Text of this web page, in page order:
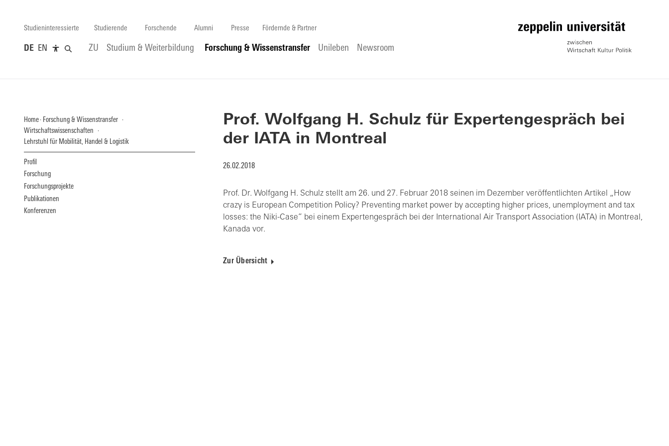
Studieninteressierte Studierende Forschende Alumni Presse Fördernde & Partner
DE EN ZU Studium & Weiterbildung Forschung & Wissenstransfer Unileben Newsroom
Home Forschung & Wissenstransfer
Wirtschaftswissenschaften
Lehrstuhl für Mobilität, Handel & Logistik
Profil
Forschung
Forschungsprojekte
Publikationen
Konferenzen
Prof. Wolfgang H. Schulz für Expertengespräch bei
der IATA in Montreal
26.02.2018
Prof. Dr. Wolfgang H. Schulz stellt am 26. und 27. Februar 2018 seinen im Dezember veröffentlichten Artikel „How
crazy is European Competition Policy? Preventing market power by accepting higher prices, unemployment and tax
losses: the Niki-Case” bei einem Expertengespräch bei der International Air Transport Association (IATA) in Montreal,
Kanada vor.
Zur Übersicht